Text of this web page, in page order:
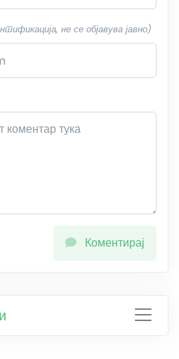
не се објавува јавно)
Коментирај